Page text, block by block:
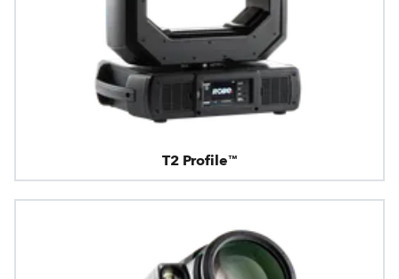
T2 Profile™